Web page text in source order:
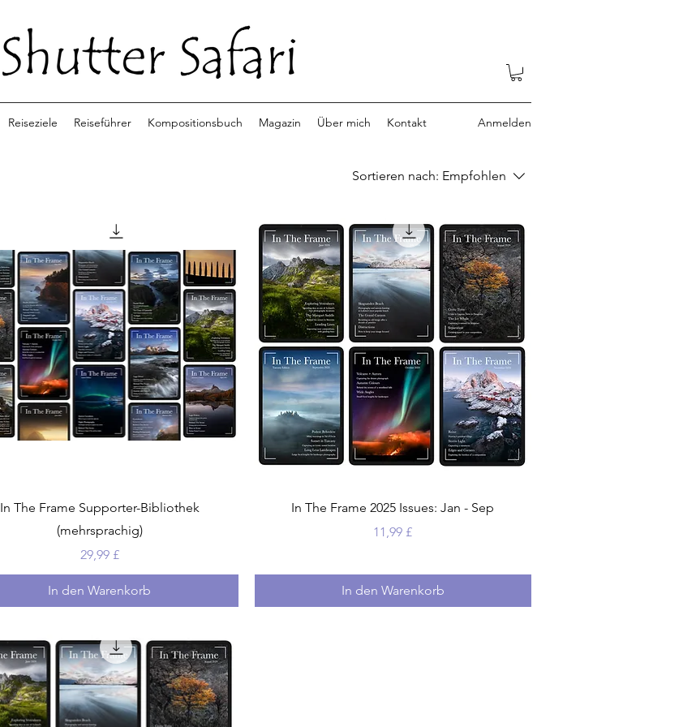
Reiseziele Reiseführer Kompositionsbuch Magazin Über mich Kontakt Anmelden
Sortieren nach: Empfohlen
In The Frame Supporter-Bibliothek
(mehrsprachig)
Preis
29,99 £
In den Warenkorb
In The Frame 2025 Issues: Jan - Sep
Preis
11,99 £
In den Warenkorb